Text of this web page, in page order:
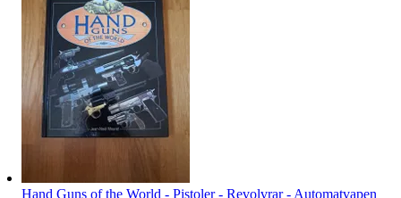
Hand Guns of the World - Pistoler - Revolvrar - Automatvapen